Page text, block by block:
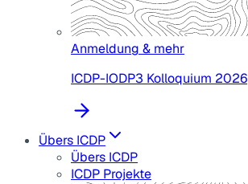
Anmeldung & mehr
ICDP-IODP3 Kolloquium 2026
Übers ICDP
Übers ICDP
ICDP Projekte